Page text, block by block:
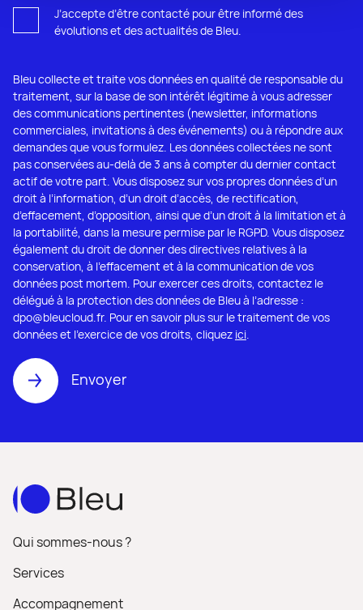
J’accepte d’être contacté pour être informé des
évolutions et des actualités de Bleu.
Bleu collecte et traite vos données en qualité de responsable du
traitement, sur la base de son intérêt légitime à vous adresser
des communications pertinentes (newsletter, informations
commerciales, invitations à des événements) ou à répondre aux
demandes que vous formulez. Les données collectées ne sont
pas conservées au-delà de 3 ans à compter du dernier contact
actif de votre part. Vous disposez sur vos propres données d’un
droit à l’information, d’un droit d’accès, de rectification,
d’effacement, d’opposition, ainsi que d’un droit à la limitation et à
la portabilité, dans la mesure permise par le RGPD. Vous disposez
également du droit de donner des directives relatives à la
conservation, à l’effacement et à la communication de vos
données post mortem. Pour exercer ces droits, contactez le
délégué à la protection des données de Bleu à l’adresse :
dpo@bleucloud.fr. Pour en savoir plus sur le traitement de vos
données et l’exercice de vos droits, cliquez ici
Qui sommes-nous ?
Services
Accompagnement